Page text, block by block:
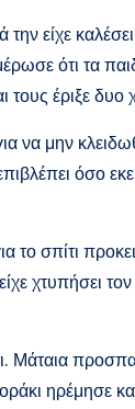
είχε
ότι τα
τους έριξε δυο
να μην
όσο
σπίτι
χτυπήσει
Μάταια
ηρέμησε